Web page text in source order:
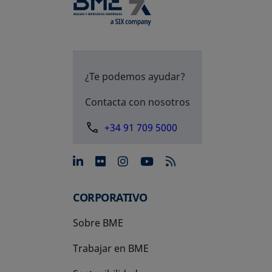
¿Te podemos ayudar?
Contacta con nosotros
+34 91 709 5000
se abre en una pestaña
se abre en una pestaña
se abre en una
se abre en una
CORPORATIVO
Sobre BME
Trabajar en BME